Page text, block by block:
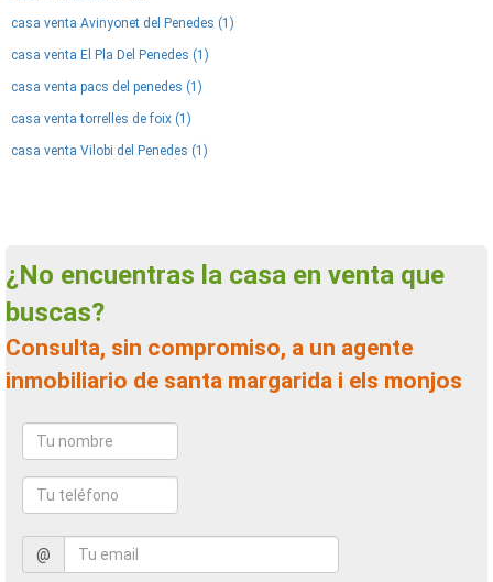
casa venta Avinyonet del Penedes (1)
casa venta El Pla Del Penedes (1)
casa venta pacs del penedes (1)
casa venta torrelles de foix (1)
casa venta Vilobi del Penedes (1)
¿No encuentras la casa en venta que
buscas?
Consulta, sin compromiso, a un agente
inmobiliario de santa margarida i els monjos
@